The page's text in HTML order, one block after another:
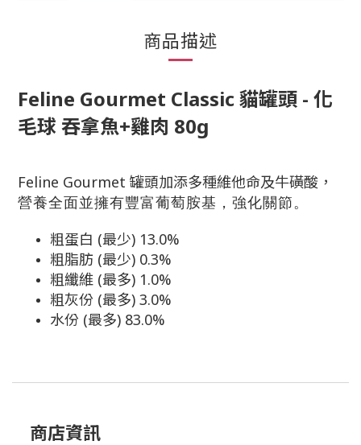
商品描述
Feline Gourmet Classic 貓罐頭 - 化
毛球 吞拿魚+雞肉 80g
Feline Gourmet 罐頭加添多種維他命及牛磺酸，
營養全面並擁有豐富葡萄胺基，強化關節。
粗蛋白 (最少) 13.0%
粗脂肪 (最少) 0.3%
粗纖維 (最多) 1.0%
粗灰份 (最多) 3.0%
水份 (最多) 83.0%
商店資訊